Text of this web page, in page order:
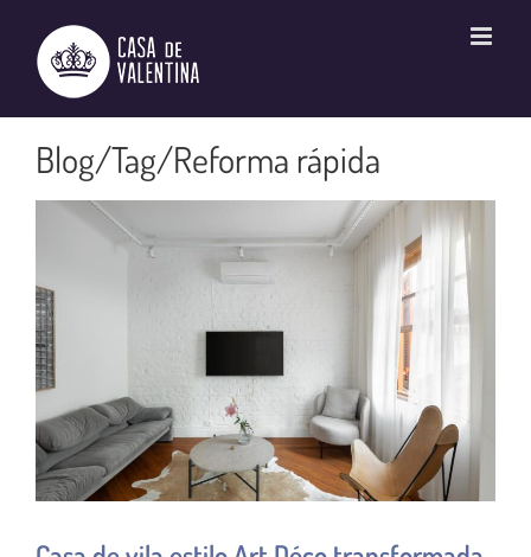
conteúdo
Reforma rápida